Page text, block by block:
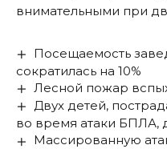
внимательными при
Посещаемость
сократилась на 10%
Лесной пожар
Двух детей,
во время атаки БПЛА,
Массированную